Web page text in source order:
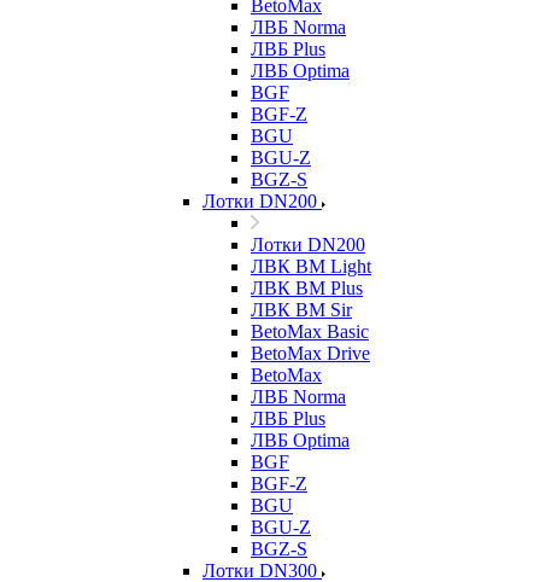
BetoMax
ЛВБ Norma
ЛВБ Plus
ЛВБ Optima
BGF
BGF-Z
BGU
BGU-Z
BGZ-S
Лотки DN200
Лотки DN200
ЛВК ВМ Light
ЛВК ВМ Plus
ЛВК ВМ Sir
BetoMax Basic
BetoMax Drive
BetoMax
ЛВБ Norma
ЛВБ Plus
ЛВБ Optima
BGF
BGF-Z
BGU
BGU-Z
BGZ-S
Лотки DN300